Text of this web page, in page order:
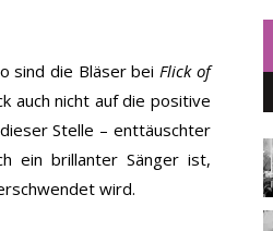
sind die Bläser bei Flick of
auch nicht auf die positive
Stelle – enttäuschter
ein brillanter Sänger ist,
wird.